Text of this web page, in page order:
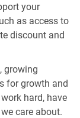
your
as access to
discount and
growing
for growth and
hard, have
care about.